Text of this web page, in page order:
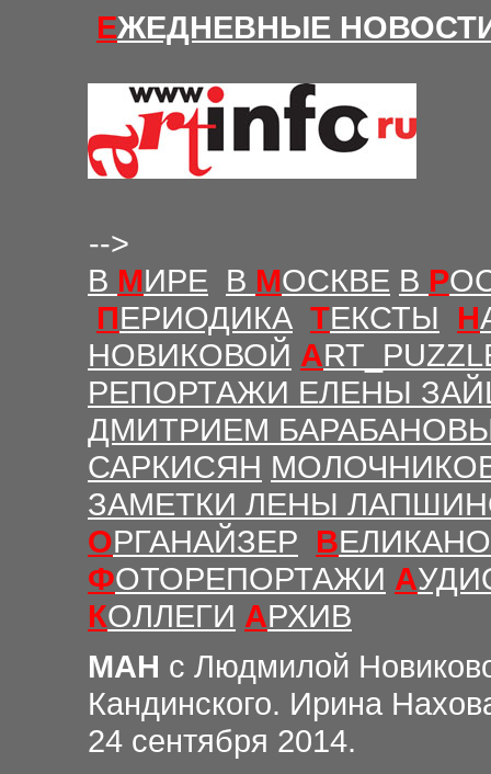
ЕЖЕДНЕВНЫЕ Н
-->
В МИРЕ В МОСКВЕ В Р
ПЕРИОДИКА ТЕКСТЫ Н
НОВИКОВОЙ A
РЕПОРТАЖИ ЕЛЕНЫ
ДМИТРИЕМ
САРКИСЯН
ЗАМЕТКИ ЛЕНЫ
ОРГАНАЙЗЕР В
ФОТОРЕПОРТАЖИ А
КОЛЛЕГИ АРХИВ
МАН с Людмилой
Кандинского. Ирина
24 сентября 2014.